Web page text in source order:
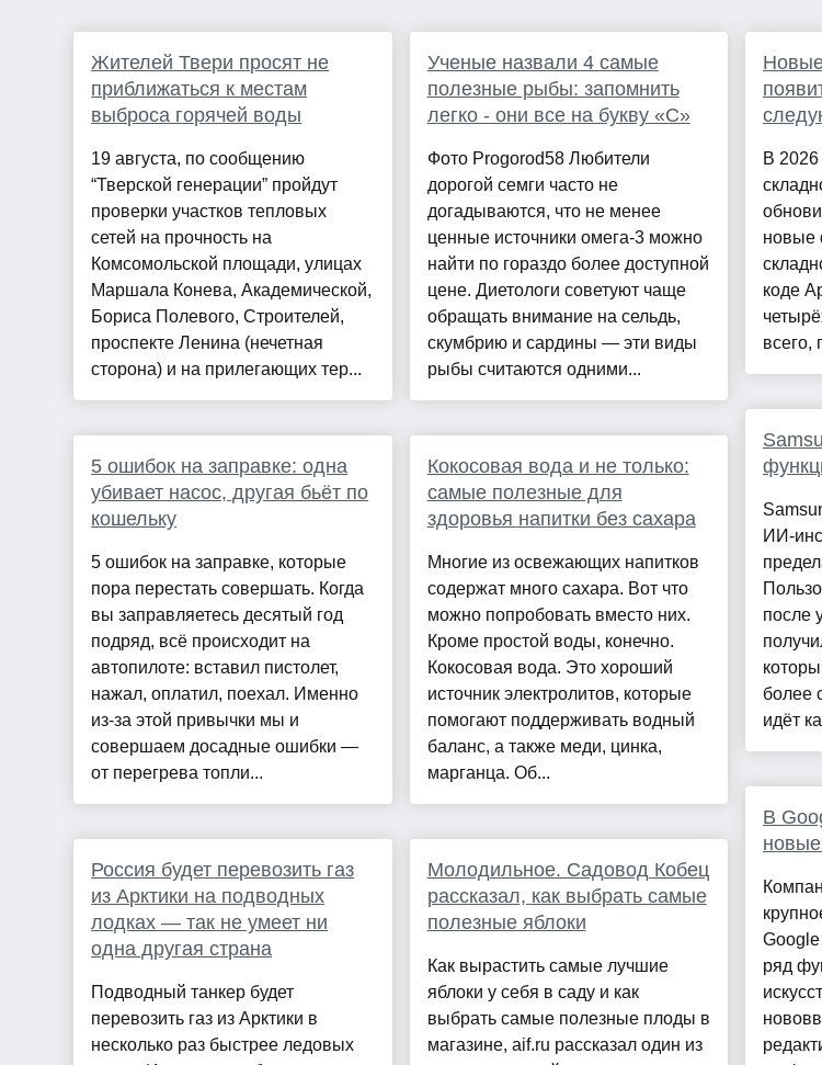
Жителей Твери просят не
приближаться к местам
выброса горячей воды
19 августа, по сообщению
“Тверской генерации” пройдут
проверки участков тепловых
сетей на прочность на
Комсомольской площади, улицах
Маршала Конева, Академической,
Бориса Полевого, Строителей,
проспекте Ленина (нечетная
сторона) и на прилегающих тер...
5 ошибок на заправке: одна
убивает насос, другая бьёт по
кошельку
5 ошибок на заправке, которые
пора перестать совершать. Когда
вы заправляетесь десятый год
подряд, всё происходит на
автопилоте: вставил пистолет,
нажал, оплатил, поехал. Именно
из-за этой привычки мы и
совершаем досадные ошибки —
от перегрева топли...
Россия будет перевозить газ
из Арктики на подводных
лодках — так не умеет ни
одна другая страна
Подводный танкер будет
перевозить газ из Арктики в
несколько раз быстрее ледовых
Ученые назвали 4 самые
полезные рыбы: запомнить
легко - они все на букву «С»
Фото Progorod58 Любители
дорогой семги часто не
догадываются, что не менее
ценные источники омега-3 можно
найти по гораздо более доступной
цене. Диетологи советуют чаще
обращать внимание на сельдь,
скумбрию и сардины — эти виды
рыбы считаются одними...
Кокосовая вода и не только:
самые полезные для
здоровья напитки без сахара
Многие из освежающих напитков
содержат много сахара. Вот что
можно попробовать вместо них.
Кроме простой воды, конечно.
Кокосовая вода. Это хороший
источник электролитов, которые
помогают поддерживать водный
баланс, а также меди, цинка,
марганца. Об...
Молодильное. Садовод Кобец
рассказал, как выбрать самые
полезные яблоки
Как вырастить самые лучшие
яблоки у себя в саду и как
выбрать самые полезные плоды в
магазине, aif.ru рассказал один из
В 2026
новые
коде
всего,
ИИ-
после
более
идёт
В
ряд